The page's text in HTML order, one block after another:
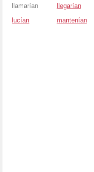
llamarían
llegarían
lucían
mantenían